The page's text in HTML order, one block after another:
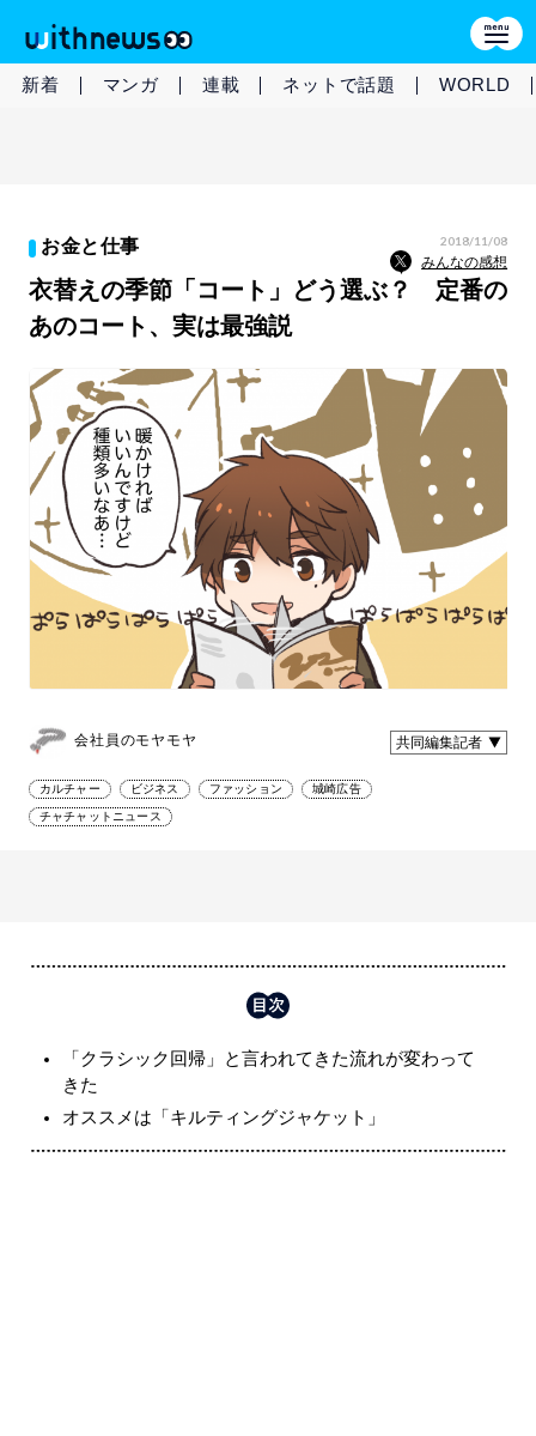
新着 マンガ 連載 ネットで話題 WORLD
お金と仕事 2018/11/08
みんなの感想
衣替えの季節「コート」どう選ぶ？ 定番の
あのコート、実は最強説
会社員のモヤモヤ 共同編集記者
カルチャー ビジネス ファッション 城崎広告
チャチャットニュース
「クラシック回帰」と言われてきた流れが変わって
きた
オススメは「キルティングジャケット」